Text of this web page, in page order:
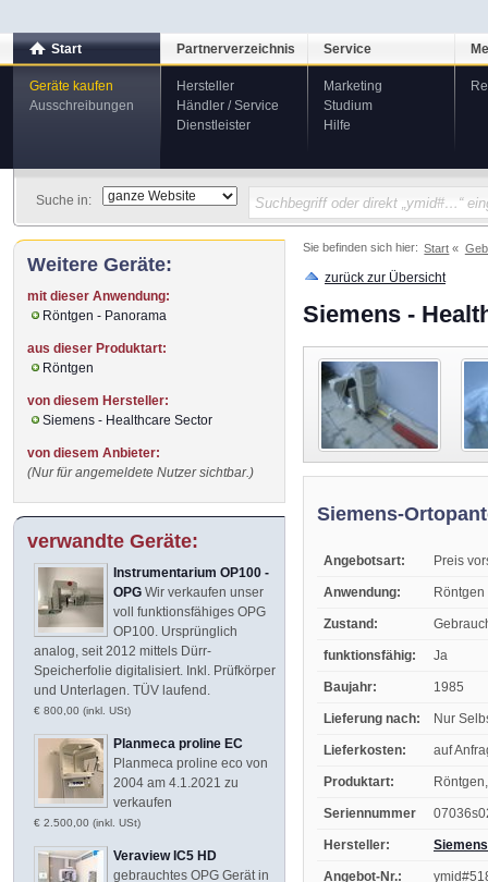
Start
Geräte kaufen
Ausschreibungen
Partnerverzeichnis
Hersteller
Händler / Service
Dienstleister
Service
Marketing
Studium
Hilfe
Suche in:
Sie befinden sich hier: Start
zurück zur Übersicht
Siemens -
Siemens-
Angebotsart: Preis
Anwendung: Röntgen
Zustand:
funktionsfähig: Ja
Baujahr: 1985
Lieferung nach: Nur
Lieferkosten: auf
Produktart:
Seriennummer
Hersteller:
Angebot-Nr.:
Weitere Geräte:
mit dieser Anwendung:
Röntgen - Panorama
aus dieser Produktart:
Röntgen
von diesem Hersteller:
Siemens - Healthcare Sector
von diesem Anbieter:
(Nur für angemeldete Nutzer sichtbar.)
verwandte Geräte:
Instrumentarium OP100 -
OPG Wir verkaufen unser
voll funktionsfähiges OPG
OP100. Ursprünglich
analog, seit 2012 mittels Dürr-
Speicherfolie digitalisiert. Inkl. Prüfkörper
und Unterlagen. TÜV laufend.
€ 800,00 (inkl. USt)
Planmeca proline EC
Planmeca proline eco von
2004 am 4.1.2021 zu
verkaufen
€ 2.500,00 (inkl. USt)
Veraview IC5 HD
gebrauchtes OPG Gerät in